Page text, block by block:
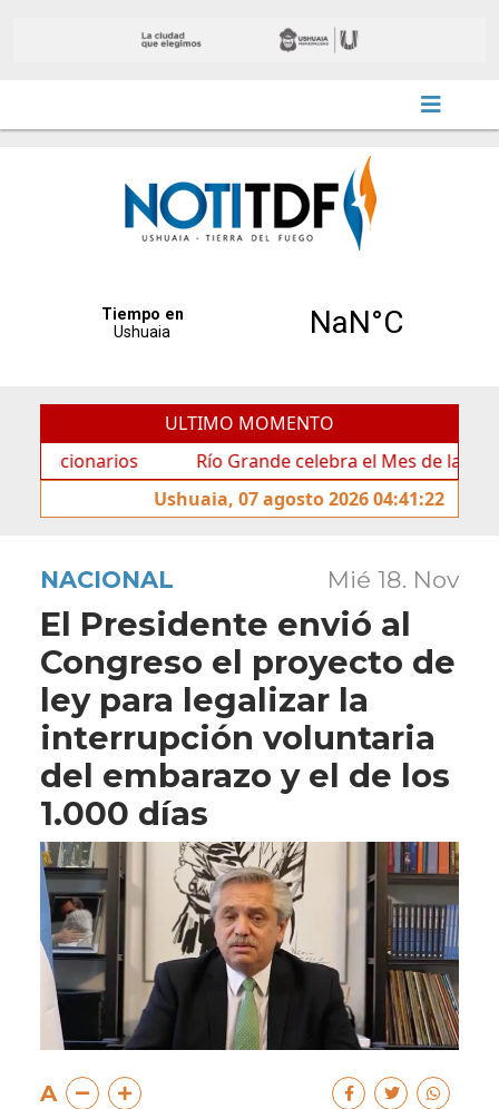
ULTIMO MOMENTO
Río Grande celebra el Mes de las Infancias
Ushuaia, 07 agosto 2026 04:41:22
NACIONAL Mié 18. Nov
El Presidente envió al
Congreso el proyecto de
ley para legalizar la
interrupción voluntaria
del embarazo y el de los
1.000 días
A